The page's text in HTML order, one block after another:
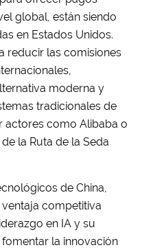
global, están siendo
en Estados Unidos.
reducir las comisiones
moderna y
tradicionales de
actores como Alibaba o
la Ruta de la Seda
de China,
competitiva
en IA y su
la innovación